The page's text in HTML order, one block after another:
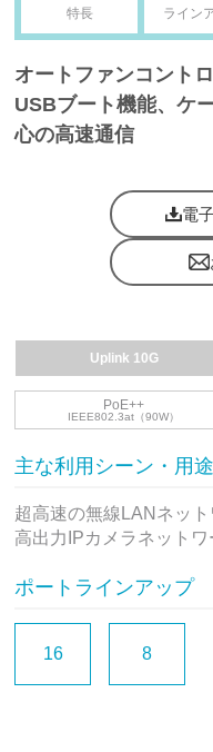
特長 ライン
オートファンコント
USBブート機能、ケ
心の高速通信
電
Uplink 10G
PoE++
IEEE802.3at（90W）
主な利用シーン・用途
超高速の無線LANネッ
高出力IPカメラネットワ
ポートラインアップ
16 8